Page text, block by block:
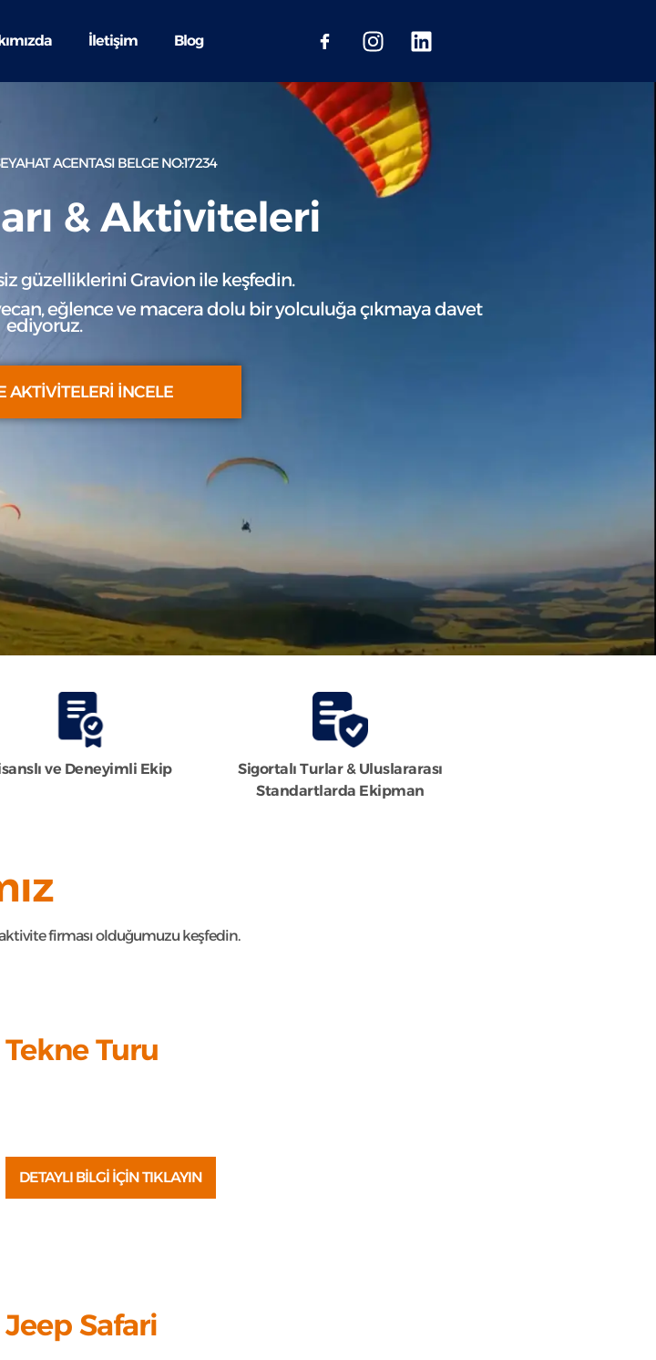
İletişim Blog
ACENTASI BELGE NO:17234
& Aktiviteleri
güzelliklerini Gravion ile keşfedin.
eğlence ve macera dolu bir yolculuğa çıkmaya davet
ediyoruz.
AKTİVİTELERİ İNCELE
ve Deneyimli Ekip
Sigortalı Turlar & Uluslararası
Standartlarda Ekipman
firması olduğumuzu keşfedin.
Tekne Turu
DETAYLI BİLGİ İÇİN TIKLAYIN
Jeep Safari